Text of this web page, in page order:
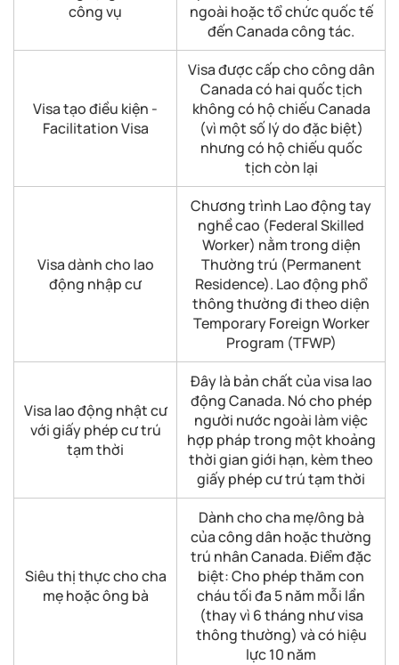
công vụ
ngoài hoặc tổ chức quốc tế
đến Canada công tác.
Visa tạo điều kiện -
Facilitation Visa
Visa được cấp cho công dân
Canada có hai quốc tịch
không có hộ chiếu Canada
(vì một số lý do đặc biệt)
nhưng có hộ chiếu quốc
tịch còn lại
Visa dành cho lao
động nhập cư
Chương trình Lao động tay
nghề cao (Federal Skilled
Worker) nằm trong diện
Thường trú (Permanent
Residence). Lao động phổ
thông thường đi theo diện
Temporary Foreign Worker
Program (TFWP)
Visa lao động nhật cư
với giấy phép cư trú
tạm thời
Đây là bản chất của visa lao
động Canada. Nó cho phép
người nước ngoài làm việc
hợp pháp trong một khoảng
thời gian giới hạn, kèm theo
giấy phép cư trú tạm thời
Siêu thị thực cho cha
mẹ hoặc ông bà
Dành cho cha mẹ/ông bà
của công dân hoặc thường
trú nhân Canada. Điểm đặc
biệt: Cho phép thăm con
cháu tối đa 5 năm mỗi lần
(thay vì 6 tháng như visa
thông thường) và có hiệu
lực 10 năm